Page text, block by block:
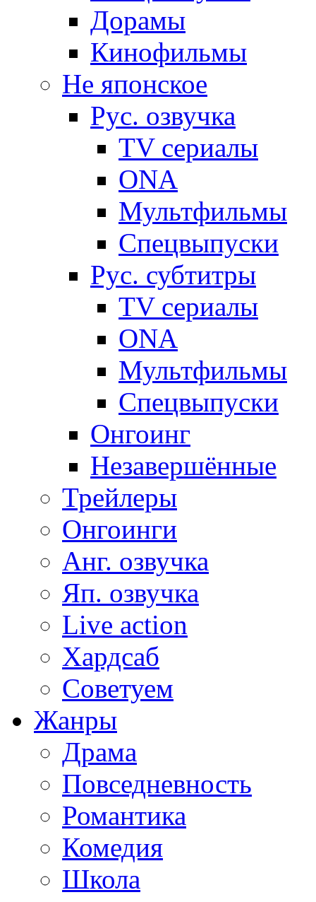
Дорамы
Кинофильмы
Не японское
Рус. озвучка
TV сериалы
ONA
Мультфильмы
Спецвыпуски
Рус. субтитры
TV сериалы
ONA
Мультфильмы
Спецвыпуски
Онгоинг
Незавершённые
Трейлеры
Онгоинги
Анг. озвучка
Яп. озвучка
Live action
Хардсаб
Советуем
Жанры
Драма
Повседневность
Романтика
Комедия
Школа